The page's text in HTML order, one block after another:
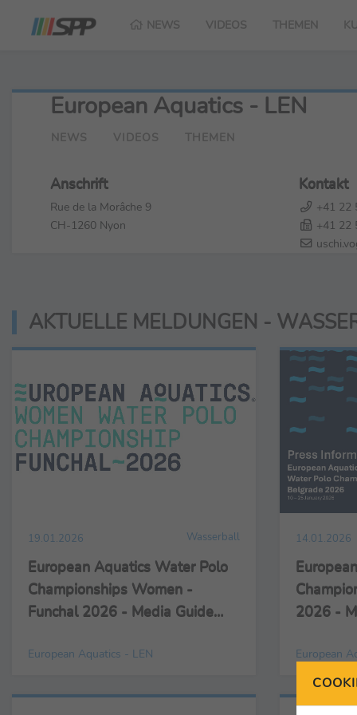
NEWS VIDEOS THEMEN
European Aquatics - LEN
NEWS VIDEOS THEMEN
Anschrift
Rue de la Morâche 9
CH-1260 Nyon
Kontakt
+41 22
+41 22
AKTUELLE MELDUNGEN -
19.01.2026 Wasserball
European Aquatics Water Polo
Championships Women -
Funchal 2026 - Media Guide
European Aquatics - LEN
14.01.2026
2026 -
European